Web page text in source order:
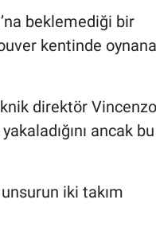
beklemediği bir
kentinde
direktör Vincenzo
ancak bu
iki takım